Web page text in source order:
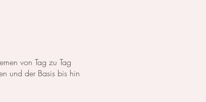
von Tag zu Tag
und der Basis bis hin